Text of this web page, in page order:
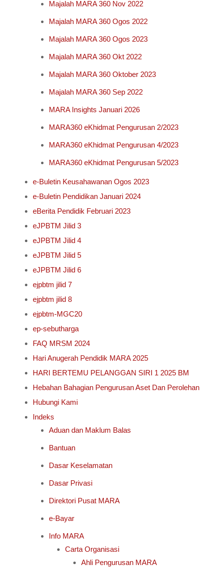
Majalah MARA 360 Nov 2022
Majalah MARA 360 Ogos 2022
Majalah MARA 360 Ogos 2023
Majalah MARA 360 Okt 2022
Majalah MARA 360 Oktober 2023
Majalah MARA 360 Sep 2022
MARA Insights Januari 2026
MARA360 eKhidmat Pengurusan 2/2023
MARA360 eKhidmat Pengurusan 4/2023
MARA360 eKhidmat Pengurusan 5/2023
e-Buletin Keusahawanan Ogos 2023
e-Buletin Pendidikan Januari 2024
eBerita Pendidik Februari 2023
eJPBTM Jilid 3
eJPBTM Jilid 4
eJPBTM Jilid 5
eJPBTM Jilid 6
ejpbtm jilid 7
ejpbtm jilid 8
ejpbtm-MGC20
ep-sebutharga
FAQ MRSM 2024
Hari Anugerah Pendidik MARA 2025
HARI BERTEMU PELANGGAN SIRI 1 2025 BM
Hebahan Bahagian Pengurusan Aset Dan Perolehan
Hubungi Kami
Indeks
Aduan dan Maklum Balas
Bantuan
Dasar Keselamatan
Dasar Privasi
Direktori Pusat MARA
e-Bayar
Info MARA
Carta Organisasi
Ahli Pengurusan MARA